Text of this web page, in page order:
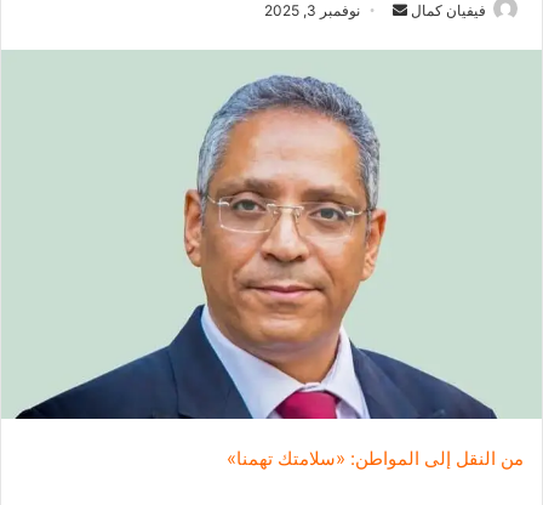
فيفيان كمال
د
ت
و
نوفمبر 3, 2025
من النقل إلى المواطن: «سلامتك تهمنا»